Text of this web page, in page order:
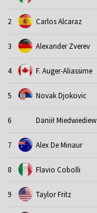
2 Carlos Alcaraz
3 Alexander Zverev
4 F. Auger-Aliassime
5 Novak Djokovic
6 Daniił Miedwiediew
7 Alex De Minaur
8 Flavio Cobolli
9 Taylor Fritz